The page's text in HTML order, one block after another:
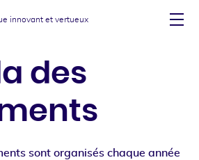
innovant et vertueux
des
sont organisés chaque année